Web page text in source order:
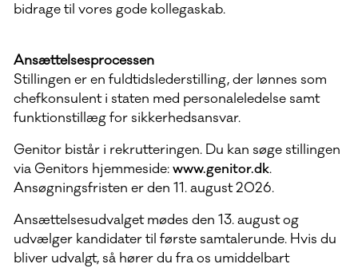
bidrage til vores gode kollegaskab.
Ansættelsesprocessen
Stillingen er en fuldtidslederstilling, der lønnes som
chefkonsulent i staten med personaleledelse samt
funktionstillæg for sikkerhedsansvar.
Genitor bistår i rekrutteringen. Du kan søge stillingen
via Genitors hjemmeside:www.genitor.dk.
Ansøgningsfristen er den 11. august 2026.
Ansættelsesudvalget mødes den 13. august og
udvælger kandidater til første samtalerunde. Hvis du
bliver udvalgt, så hører du fra os umiddelbart